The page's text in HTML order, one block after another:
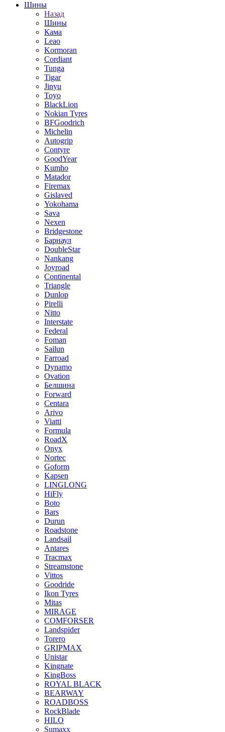
Шины
Назад
Шины
Кама
Leao
Kormoran
Cordiant
Tunga
Tigar
Jinyu
Toyo
BlackLion
Nokian Tyres
BFGoodrich
Michelin
Autogrip
Contyre
GoodYear
Kumho
Matador
Firemax
Gislaved
Yokohama
Sava
Nexen
Bridgestone
Барнаул
DoubleStar
Nankang
Joyroad
Continental
Triangle
Dunlop
Pirelli
Nitto
Interstate
Federal
Foman
Sailun
Farroad
Dynamo
Ovation
Белшина
Forward
Centara
Arivo
Viatti
Formula
RoadX
Onyx
Nortec
Goform
Kapsen
LINGLONG
HiFly
Boto
Bars
Durun
Roadstone
Landsail
Antares
Tracmax
Streamstone
Vittos
Goodride
Ikon Tyres
Mitas
MIRAGE
COMFORSER
Landspider
Torero
GRIPMAX
Unistar
Kingnate
KingBoss
ROYAL BLACK
BEARWAY
ROADBOSS
RockBlade
HILO
Sumaxx